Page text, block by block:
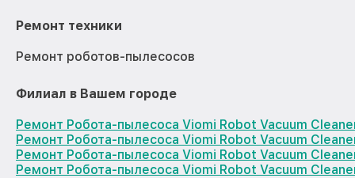
Ремонт техники
Ремонт роботов-пылесосов
Филиал в Вашем городе
Ремонт Робота-пылесоса Viomi Robot Vacuum
Ремонт Робота-пылесоса Viomi Robot Vacuum
Ремонт Робота-пылесоса Viomi Robot Vacuum
Ремонт Робота-пылесоса Viomi Robot Vacuum